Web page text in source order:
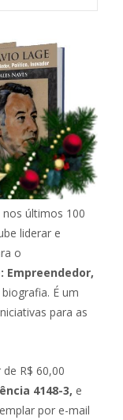
últimos 100
liderar e
o
Empreendedor,
É um
para as
R$ 60,00
4148-3, e
por e-mail